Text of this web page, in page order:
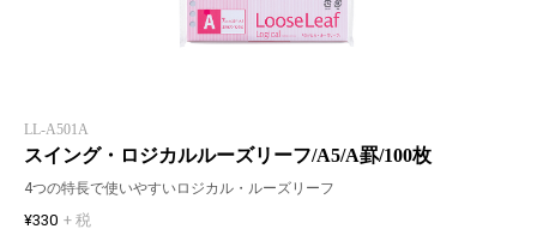
LL-A501A
スイング・ロジカルルーズリーフ/A5/A罫/100枚
4つの特長で使いやすいロジカル・ルーズリーフ
¥330 + 税